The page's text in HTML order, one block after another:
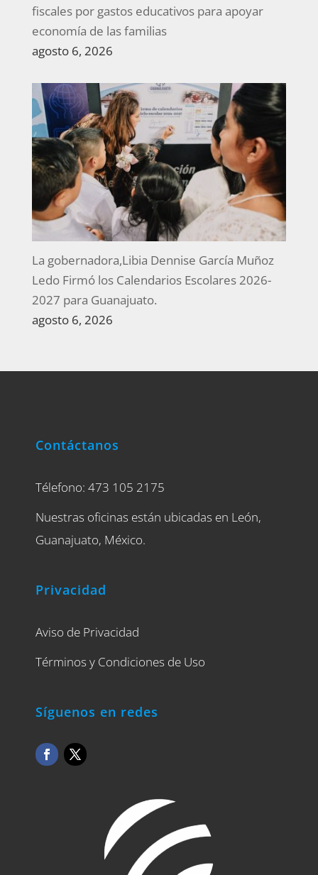
fiscales por gastos educativos para apoyar
economía de las familias
agosto 6, 2026
La gobernadora,Libia Dennise García Muñoz
Ledo Firmó los Calendarios Escolares 2026-
2027 para Guanajuato.
agosto 6, 2026
Contáctanos
Télefono: 473 105 2175
Nuestras oficinas están ubicadas en León,
Guanajuato, México.
Privacidad
Aviso de Privacidad
Términos y Condiciones de Uso
Síguenos en redes